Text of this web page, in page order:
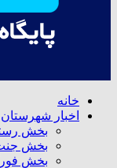
خانه
اخبار شهرستان
بخش
بخش
بخش